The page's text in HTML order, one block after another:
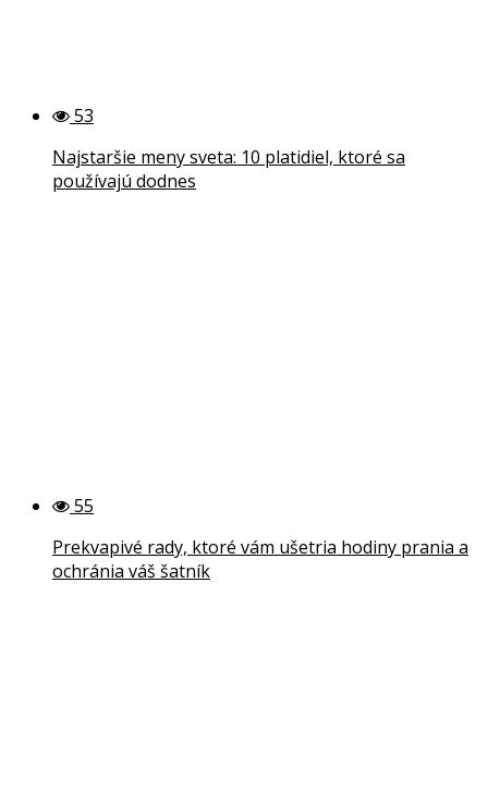
53
Najstaršie meny sveta: 10 platidiel, ktoré sa
používajú dodnes
55
Prekvapivé rady, ktoré vám ušetria hodiny prania a
ochránia váš šatník